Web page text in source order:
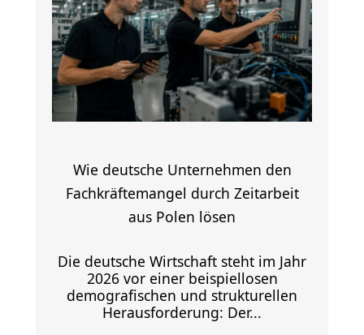
Wie deutsche Unternehmen den
Fachkräftemangel durch Zeitarbeit
aus Polen lösen
Die deutsche Wirtschaft steht im Jahr
2026 vor einer beispiellosen
demografischen und strukturellen
Herausforderung: Der...